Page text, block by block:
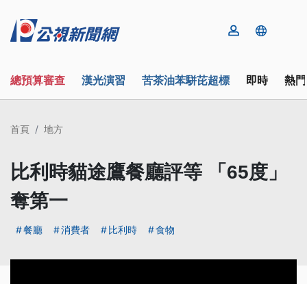
總預算審查 漢光演習 苦茶油苯駢芘超標 即時 熱
首頁 地方
比利時貓途鷹餐廳評等 「65度」
奪第一
餐廳 消費者 比利時 食物